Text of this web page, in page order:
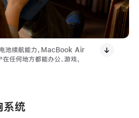
池续航能力，MacBook Air
在任何地方都能办公、游戏，
系统